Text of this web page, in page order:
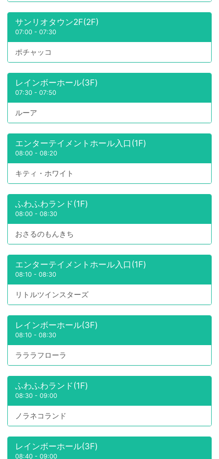
サンリオタウン2F(2F)
07:00 - 07:30
ポチャッコ
レインボーホール(3F)
07:30 - 07:50
ルーア
エンターテイメントホール入口(1F)
08:00 - 08:20
キティ・ホワイト
ふわふわランド(1F)
08:00 - 08:30
おさるのもんきち
エンターテイメントホール入口(1F)
08:10 - 08:30
リトルツインスターズ
レインボーホール(3F)
08:10 - 08:30
ラララフローラ
ふわふわランド(1F)
08:30 - 09:00
ノラネコランド
レインボーホール(3F)
08:40 - 09:00